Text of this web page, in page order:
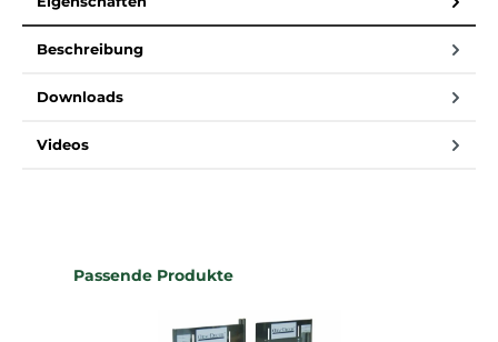
Beschreibung
Downloads
Videos
Produktgalerie überspringen
Passende Produkte